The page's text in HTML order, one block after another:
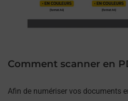
Comment scanner en
Afin de numériser vos documents